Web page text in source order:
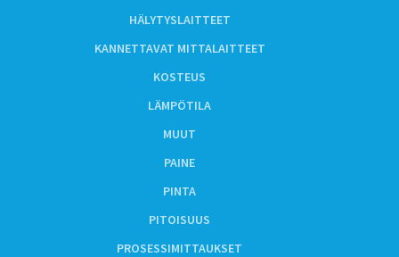
HÄLYTYSLAITTEET
KANNETTAVAT MITTALAITTEET
KOSTEUS
LÄMPÖTILA
MUUT
PAINE
PINTA
PITOISUUS
PROSESSIMITTAUKSET